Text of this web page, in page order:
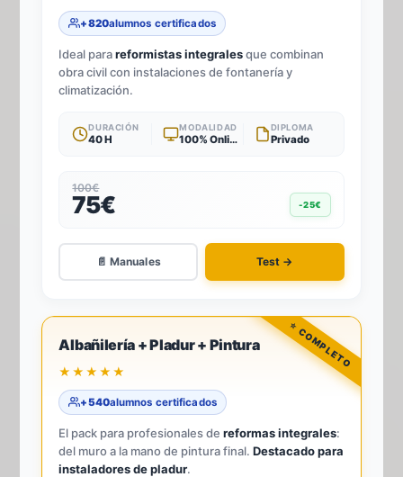
+820alumnos certificados
Ideal parareformistas integralesque combinan
obra civil con instalaciones de fontanería y
climatización.
DURACIÓN
40 H
MODALIDAD
100% Online
DIPLOMA
Privado
100€
75€ -25€
📄 Manuales Test →
3 TÍTULOS · 1 TEST
-33%
Albañilería + Pladur + Pintura
★★★★★
+540alumnos certificados
El pack para profesionales dereformas integrales:
del muro a la mano de pintura final.Destacado para
instaladores de pladur.